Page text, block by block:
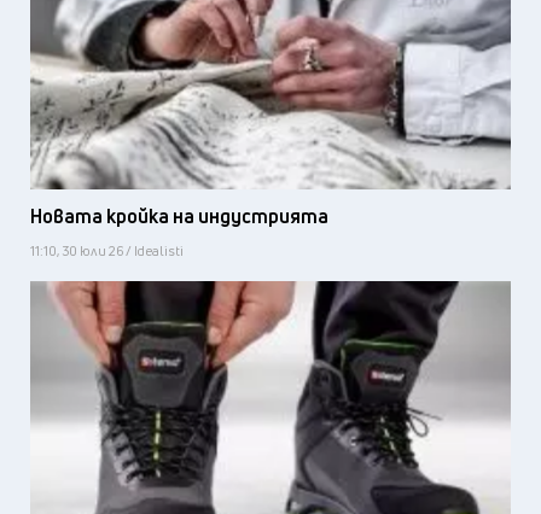
Новата кройка на индустрията
11:10, 30 юли 26 / Idealisti